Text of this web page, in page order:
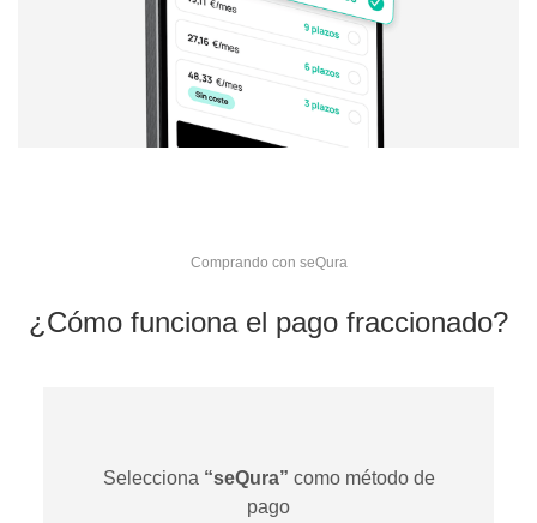
Comprando con seQura
¿Cómo funciona el pago fraccionado?
Selecciona “seQura” como método de
pago